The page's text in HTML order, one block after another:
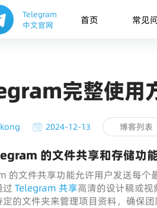
Telegram
中文官网
首页 常见
完整使用
2024-12-13 博客列表
的文件共享和存储功
的文件共享功能允许用户发送每个
过 Telegram 共享高清的设计稿或
的文件夹来管理项目资料，确保团